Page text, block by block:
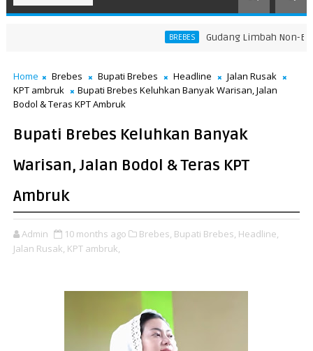
BREBES ​Gudang Limbah Non-B3
Home Brebes Bupati Brebes Headline
Jalan Rusak
KPT ambruk
Bupati Brebes Keluhkan Banyak Warisan, Jalan
Bodol & Teras KPT Ambruk
Bupati Brebes Keluhkan Banyak
Warisan, Jalan Bodol & Teras KPT
Ambruk
Admin 10 months ago Brebes, Bupati Brebes, Headline,
Jalan Rusak, KPT ambruk,